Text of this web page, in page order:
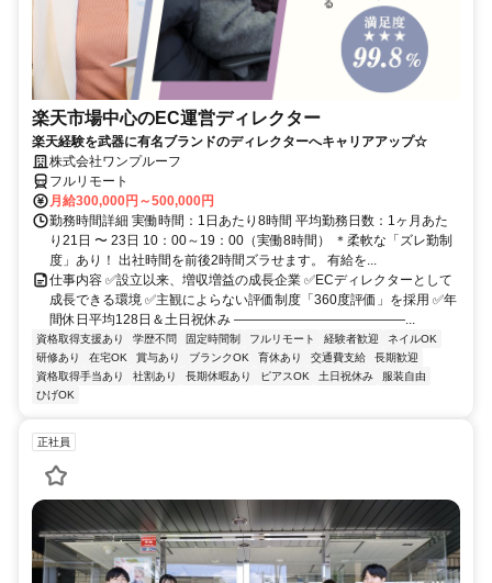
楽天市場中心のEC運営ディレクター
楽天経験を武器に有名ブランドのディレクターへキャリアアップ☆
株式会社ワンプルーフ
フルリモート
月給300,000円～500,000円
勤務時間詳細 実働時間：1日あたり8時間 平均勤務日数：1ヶ月あた
り21日 〜 23日 10：00～19：00（実働8時間） ＊柔軟な「ズレ勤制
度」あり！ 出社時間を前後2時間ズラせます。 有給を...
仕事内容 ✅設立以来、増収増益の成長企業 ✅ECディレクターとして
成長できる環境 ✅主観によらない評価制度「360度評価」を採用 ✅年
間休日平均128日＆土日祝休み ―――――――――――――...
資格取得支援あり 学歴不問 固定時間制 フルリモート 経験者歓迎
ネイルOK
研修あり
在宅OK 賞与あり ブランクOK 育休あり 交通費支給
長期歓迎
資格取得手当あり
社割あり 長期休暇あり ピアスOK 土日祝休み
服装自由
ひげOK
正社員